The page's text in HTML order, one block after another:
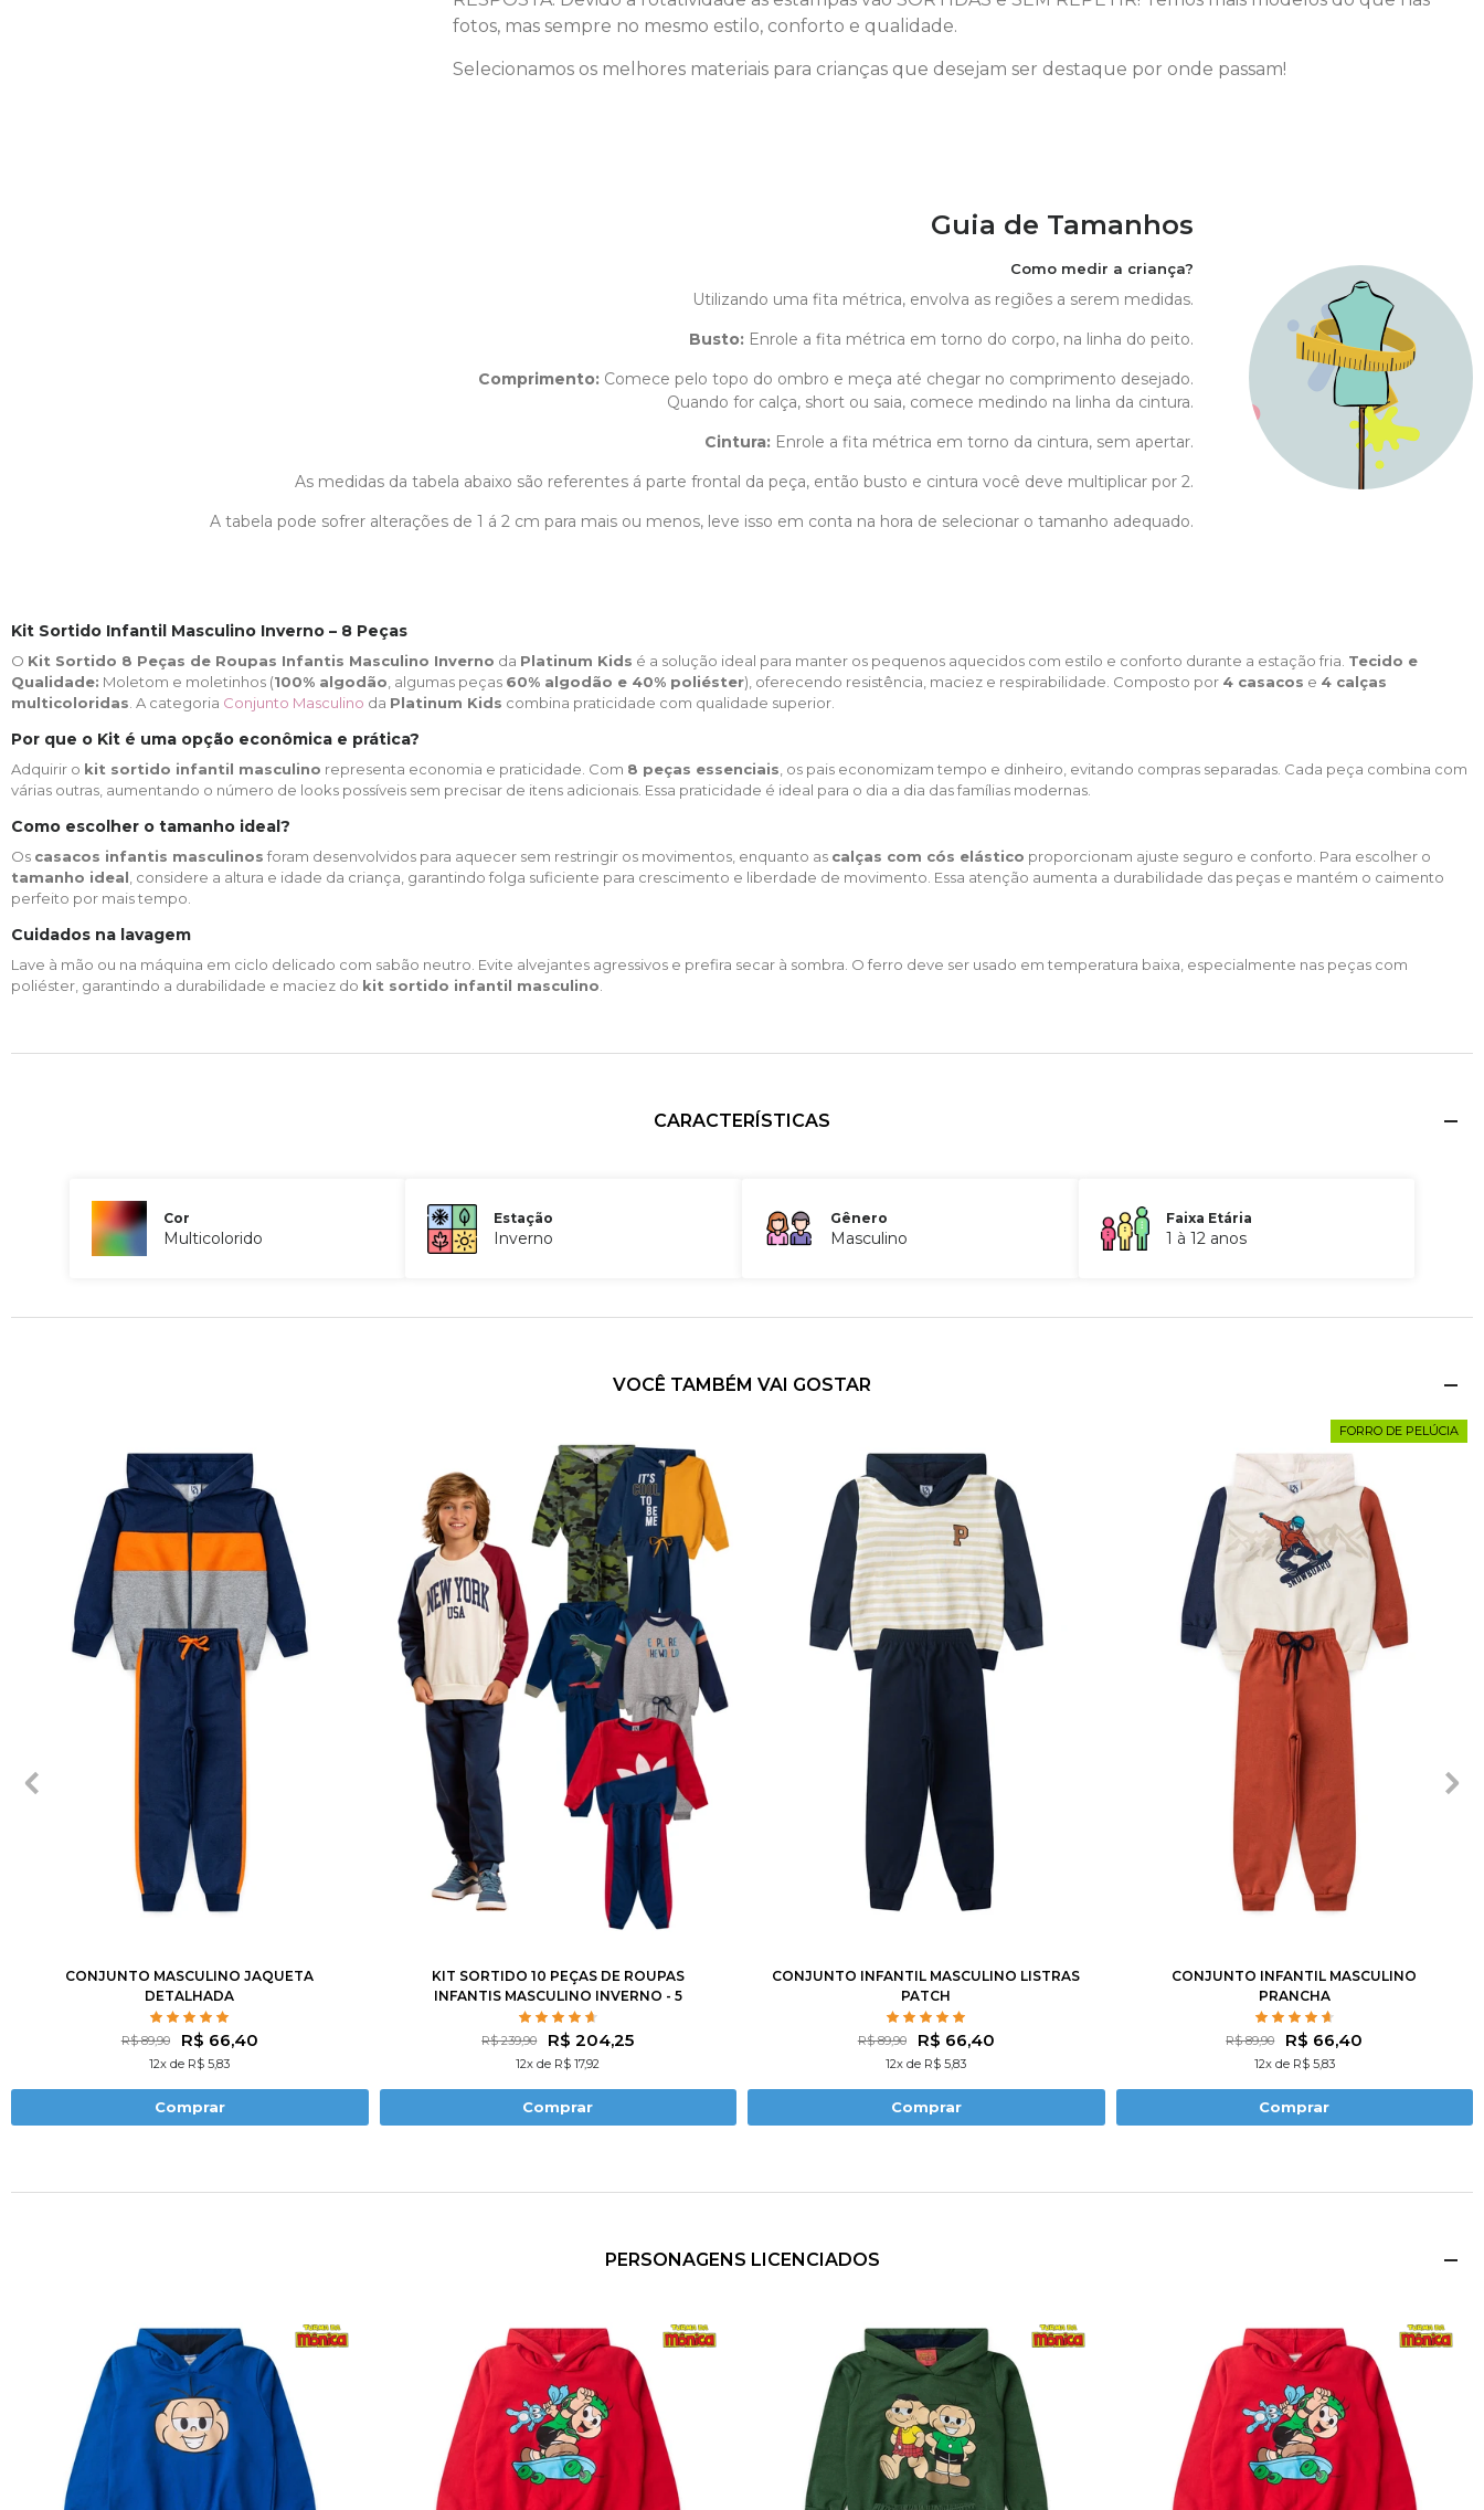
fotos, mas sempre no mesmo estilo, conforto e qualidade.
Selecionamos os melhores materiais para crianças que desejam ser destaque por onde passam!
Guia de Tamanhos
Como medir a criança?
Utilizando uma fita métrica, envolva as regiões a serem medidas.
Busto: Enrole a fita métrica em torno do corpo, na linha do peito.
Comprimento: Comece pelo topo do ombro e meça até chegar no comprimento desejado.
Quando for calça, short ou saia, comece medindo na linha da cintura.
Cintura: Enrole a fita métrica em torno da cintura, sem apertar.
As medidas da tabela abaixo são referentes á parte frontal da peça, então busto e cintura você deve multiplicar por 2.
A tabela pode sofrer alterações de 1 á 2 cm para mais ou menos, leve isso em conta na hora de selecionar o tamanho adequado.
Kit Sortido Infantil Masculino Inverno – 8 Peças
O Kit Sortido 8 Peças de Roupas Infantis Masculino Inverno da Platinum Kids é a solução ideal para manter os pequenos aquecidos com estilo e conforto durante a estação fria. Tecido e
Qualidade: Moletom e moletinhos (100% algodão , algumas peças 60% algodão e 40% poliéster), oferecendo resistência, maciez e respirabilidade. Composto por 4 casacos e 4 calças
multicoloridas . A categoria Conjunto Masculino da Platinum Kids combina praticidade com qualidade superior.
Por que o Kit é uma opção econômica e prática?
Adquirir o kit sortido infantil masculino representa economia e praticidade. Com 8 peças essenciais , os pais economizam tempo e dinheiro, evitando compras separadas. Cada peça combina com
várias outras, aumentando o número de looks possíveis sem precisar de itens adicionais. Essa praticidade é ideal para o dia a dia das famílias modernas.
Como escolher o tamanho ideal?
Os casacos infantis masculinos foram desenvolvidos para aquecer sem restringir os movimentos, enquanto as calças com cós elástico proporcionam ajuste seguro e conforto. Para escolher o
tamanho ideal , considere a altura e idade da criança, garantindo folga suficiente para crescimento e liberdade de movimento. Essa atenção aumenta a durabilidade das peças e mantém o caimento
perfeito por mais tempo.
Cuidados na lavagem
Lave à mão ou na máquina em ciclo delicado com sabão neutro. Evite alvejantes agressivos e prefira secar à sombra. O ferro deve ser usado em temperatura baixa, especialmente nas peças com
poliéster, garantindo a durabilidade e maciez do kit sortido infantil masculino
CARACTERÍSTICAS
Cor
Multicolorido
Estação
Inverno
Gênero
Masculino
Faixa Etária
1 à 12 anos
VOCÊ TAMBÉM VAI GOSTAR
CONJUNTO MASCULINO JAQUETA
DETALHADA
R$ 89,90 R$ 66,40
12x de R$ 5,83
Comprar
2 3 8 10
KIT SORTIDO 10 PEÇAS DE ROUPAS
INFANTIS MASCULINO INVERNO - 5
CASACOS + 5 CALÇAS
R$ 239,90 R$ 204,25
12x de R$ 17,92
Comprar
CONJUNTO INFANTIL MASCULINO LISTRAS
PATCH
R$ 89,90 R$ 66,40
12x de R$ 5,83
Comprar
FORRO DE PELÚCIA
CONJUNTO INFANTIL MASCULINO
PRANCHA
R$ 89,90 R$ 66,40
12x de R$ 5,83
Comprar
PERSONAGENS LICENCIADOS